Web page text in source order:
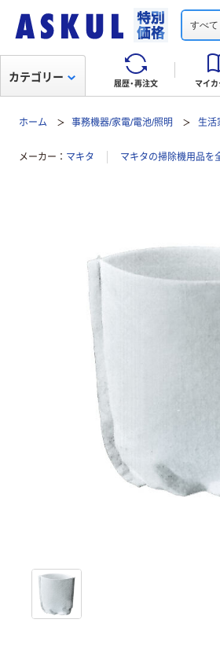
すべて
履歴・再注文 マイ
カテゴリー
ホーム 事務機器/家電/電池/照明 生活
メーカー マキタ マキタの掃除機用品を